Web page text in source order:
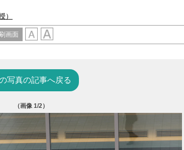
）
画面
写真の記事へ戻る
（画像1/2）